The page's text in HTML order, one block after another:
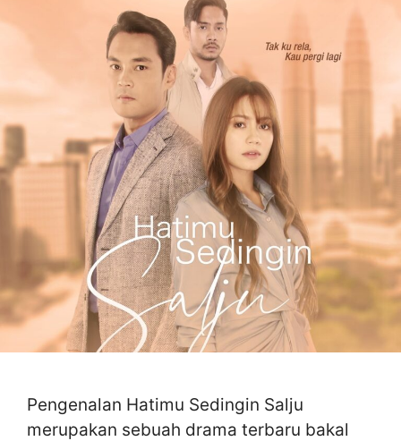
Pengenalan Hatimu Sedingin Salju
merupakan sebuah drama terbaru bakal